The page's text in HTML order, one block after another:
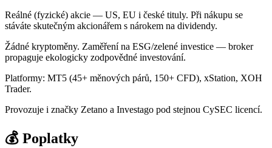
Reálné (fyzické) akcie — US, EU i české tituly. Při nákupu se
stáváte skutečným akcionářem s nárokem na dividendy.
Žádné kryptoměny. Zaměření na ESG/zelené investice — broker
propaguje ekologicky zodpovědné investování.
Platformy: MT5 (45+ měnových párů, 150+ CFD), xStation, XOH
Trader.
Provozuje i značky Zetano a Investago pod stejnou CySEC licencí.
💰 Poplatky